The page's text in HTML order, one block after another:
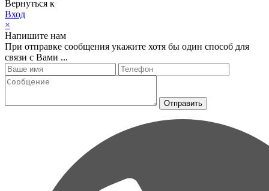
Вернуться к
Вход
×
Напишите нам
При отправке сообщения укажите хотя бы один способ для
связи с Вами ...
Отправить